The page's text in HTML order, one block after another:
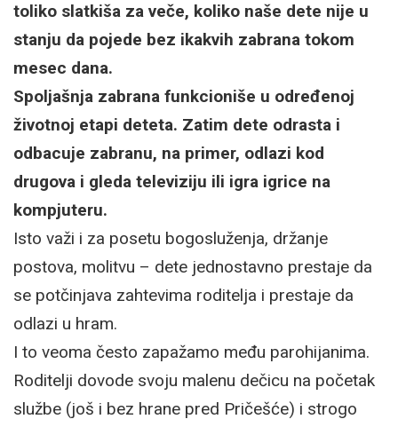
toliko slatkiša za veče, koliko naše dete nije u
stanju da pojede bez ikakvih zabrana tokom
mesec dana.
Spoljašnja zabrana funkcioniše u određenoj
životnoj etapi deteta. Zatim dete odrasta i
odbacuje zabranu, na primer, odlazi kod
drugova i gleda televiziju ili igra igrice na
kompjuteru.
Isto važi i za posetu bogosluženja, držanje
postova, molitvu – dete jednostavno prestaje da
se potčinjava zahtevima roditelja i prestaje da
odlazi u hram.
I to veoma često zapažamo među parohijanima.
Roditelji dovode svoju malenu dečicu na početak
službe (još i bez hrane pred Pričešće) i strogo